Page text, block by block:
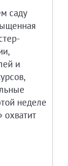
саду
и
неделе
охватит